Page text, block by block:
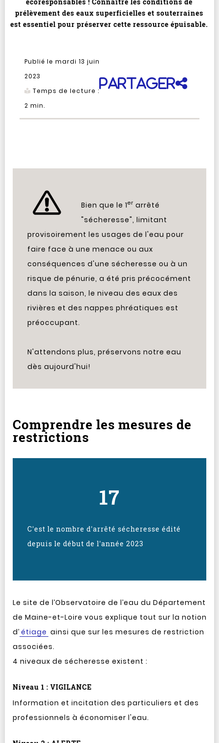
prélèvement des eaux superficielles et souterraines
est essentiel pour préserver cette ressource épuisable.
Publié le mardi 13 juin
2023
Temps de lecture :
2 min.
Partager
Bien que le 1erarrêté
"sécheresse", limitant
provisoirement les usages de l'eau pour
faire face à une menace ou aux
conséquences d'une sécheresse ou à un
risque de pénurie, a été pris précocément
dans la saison, le niveau des eaux des
rivières et des nappes phréatiques est
préoccupant.
N'attendons plus, préservons notre eau
dès aujourd'hui!
Comprendre les mesures de
restrictions
17
C'est le nombre d'arrêté sécheresse édité
depuis le début de l'année 2023
Le site de l’Observatoire de l’eau du Département
de Maine-et-Loire vous explique tout sur la notion
d’ étiage ainsi que sur les mesures de restriction
associées.
4 niveaux de sécheresse existent :
Niveau 1 : VIGILANCE
Information et incitation des particuliers et des
professionnels à économiser l'eau.